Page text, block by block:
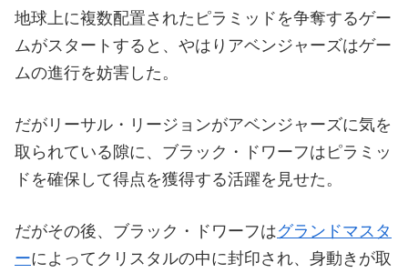
地球上に複数配置されたピラミッドを争奪するゲー
ムがスタートすると、やはりアベンジャーズはゲー
ムの進行を妨害した。
だがリーサル・リージョンがアベンジャーズに気を
取られている隙に、ブラック・ドワーフはピラミッ
ドを確保して得点を獲得する活躍を見せた。
だがその後、ブラック・ドワーフはグランドマスタ
ーによってクリスタルの中に封印され、身動きが取